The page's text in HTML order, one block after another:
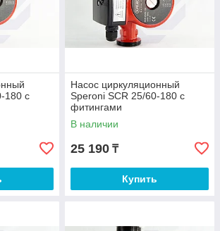
180 с
Насос циркуляционный
Speroni SCR 25/60-180 с
фитингами
В наличии
25 190 ₸
Купить